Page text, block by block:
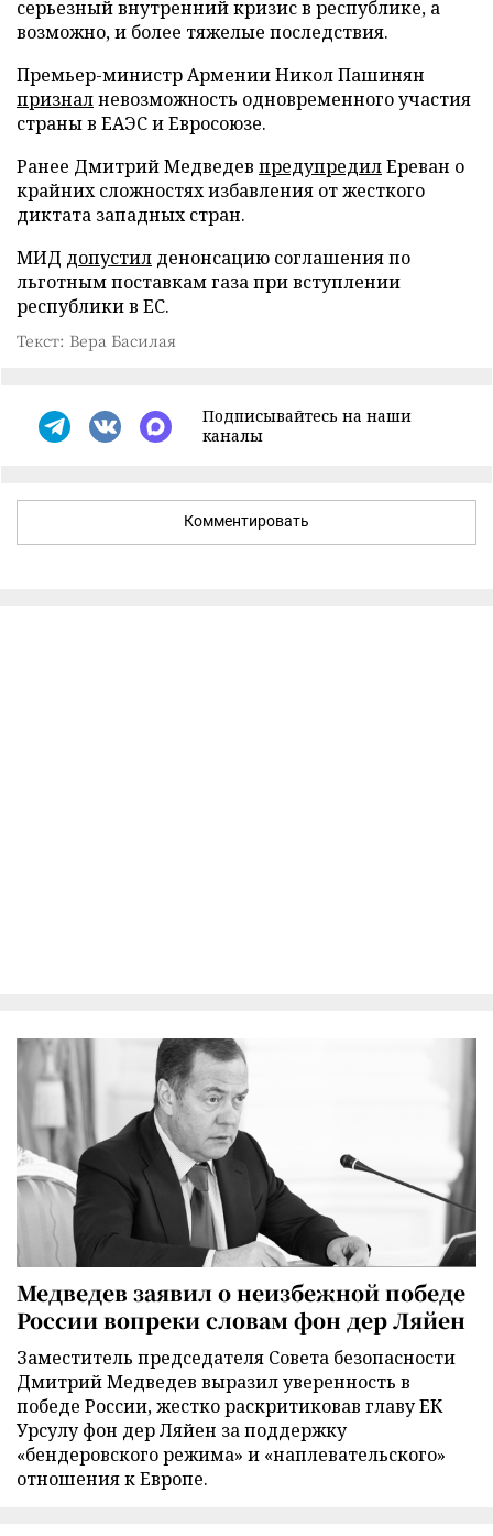
серьезный внутренний кризис в республике, а
возможно, и более тяжелые последствия.
Премьер-министр Армении Никол Пашинян
призналневозможность одновременного участия
страны в ЕАЭС и Евросоюзе.
Ранее Дмитрий Медведев предупредилЕреван о
крайних сложностях избавления от жесткого
диктата западных стран.
МИД допустил денонсацию соглашения по
льготным поставкам газа при вступлении
республики в ЕС.
Текст: Вера Басилая
Подписывайтесь на наши
каналы
Комментировать
Медведев заявил о неизбежной победе
России вопреки словам фон дер Ляйен
Заместитель председателя Совета безопасности
Дмитрий Медведев выразил уверенность в
победе России, жестко раскритиковав главу ЕК
Урсулу фон дер Ляйен за поддержку
«бендеровского режима» и «наплевательского»
отношения к Европе.